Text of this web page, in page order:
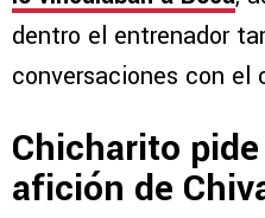
dentro el entrenador
conversaciones con el
Chicharito
afición de